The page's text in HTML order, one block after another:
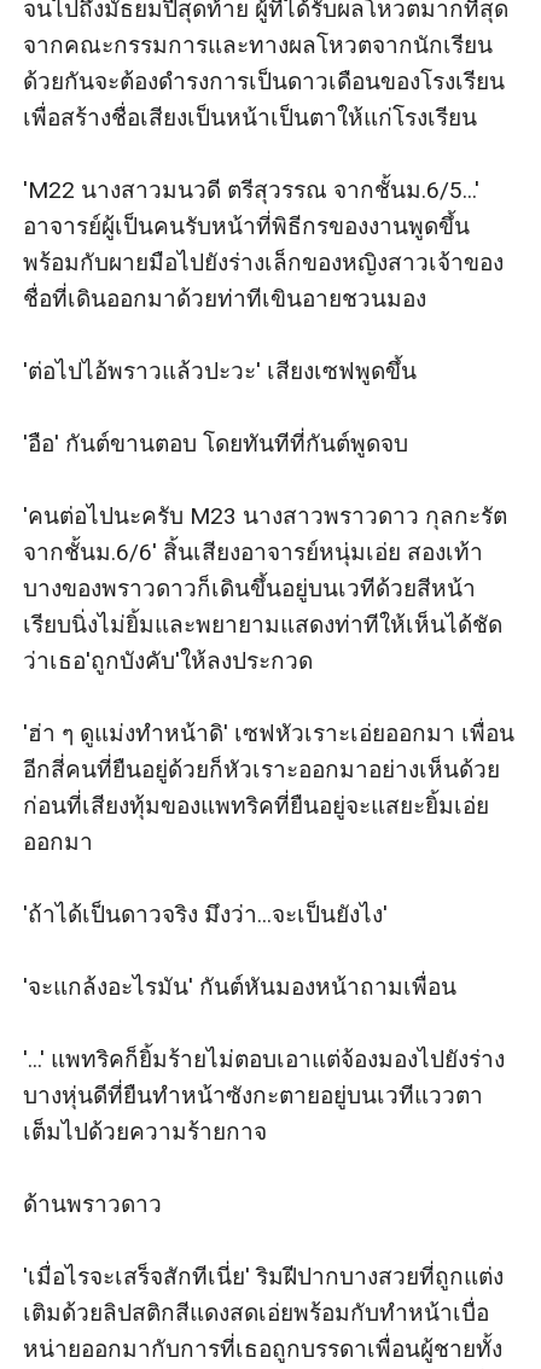
จนไปถึงมัธยมปีสุดท้าย ผู้ที่ได้รับผลโหวตมากที่สุด
จากคณะกรรมการและทางผลโหวตจากนักเรียน
ด้วยกันจะต้องดำรงการเป็นดาวเดือนของโรงเรียน
เพื่อสร้างชื่อเสียงเป็นหน้าเป็นตาให้แก่โรงเรียน
'M22 นางสาวมนวดี ตรีสุวรรณ จากชั้นม.6/5...'
อาจารย์ผู้เป็นคนรับหน้าที่พิธีกรของงานพูดขึ้น
พร้อมกับผายมือไปยังร่างเล็กของหญิงสาวเจ้าของ
ชื่อที่เดินออกมาด้วยท่าทีเขินอายชวนมอง
'ต่อไปไอ้พราวแล้วปะวะ' เสียงเซฟพูดขึ้น
'อือ' กันต์ขานตอบ โดยทันทีที่กันต์พูดจบ
'คนต่อไปนะครับ M23 นางสาวพราวดาว กุลกะรัต
จากชั้นม.6/6' สิ้นเสียงอาจารย์หนุ่มเอ่ย สองเท้า
บางของพราวดาวก็เดินขึ้นอยู่บนเวทีด้วยสีหน้า
เรียบนิ่งไม่ยิ้มและพยายามแสดงท่าทีให้เห็นได้ชัด
ว่าเธอ'ถูกบังคับ'ให้ลงประกวด
'ฮ่า ๆ ดูแม่งทำหน้าดิ' เซฟหัวเราะเอ่ยออกมา เพื่อน
อีกสี่คนที่ยืนอยู่ด้วยก็หัวเราะออกมาอย่างเห็นด้วย
ก่อนที่เสียงทุ้มของแพทริคที่ยืนอยู่จะแสยะยิ้มเอ่ย
ออกมา
'ถ้าได้เป็นดาวจริง มึงว่า...จะเป็นยังไง'
'จะแกล้งอะไรมัน' กันต์หันมองหน้าถามเพื่อน
'...' แพทริคก็ยิ้มร้ายไม่ตอบเอาแต่จ้องมองไปยังร่าง
บางหุ่นดีที่ยืนทำหน้าซังกะตายอยู่บนเวทีแววตา
เต็มไปด้วยความร้ายกาจ
ด้านพราวดาว
'เมื่อไรจะเสร็จสักทีเนี่ย' ริมฝีปากบางสวยที่ถูกแต่ง
เติมด้วยลิปสติกสีแดงสดเอ่ยพร้อมกับทำหน้าเบื่อ
หน่ายออกมากับการที่เธอถูกบรรดาเพื่อนผู้ชายทั้ง